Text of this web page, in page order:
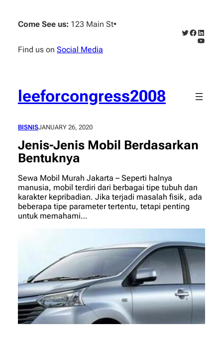
content
Come See us: 123 Main St•
Find us on Social Media
Twitter
Facebook
leeforcongress2008
BISNISJANUARY 26, 2020
Jenis-Jenis Mobil Berdasarkan
Bentuknya
Sewa Mobil Murah Jakarta – Seperti halnya
manusia, mobil terdiri dari berbagai tipe tubuh dan
karakter kepribadian. Jika terjadi masalah fisik, ada
beberapa tipe parameter tertentu, tetapi penting
untuk memahami…